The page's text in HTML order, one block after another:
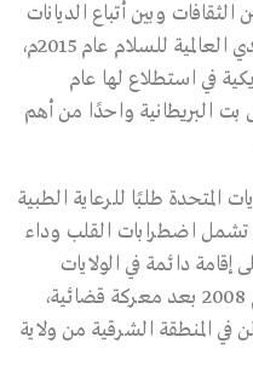
وبين أتباع الديانات
المختلفة، حيث حصل على جائزة غاندي العالمية للسلام عام 2015م،
في استطلاع لها عام
بت البريطانية واحدًا من أهم
في الولايات المتحدة طلبًا للرعاية الطبية
تشمل اضطرابات القلب وداء
للحصول على إقامة دائمة في الولايات
المتحدة، لكن طلبه لم يقبل سوى عام 2008 بعد معركة قضائية،
المنطقة الشرقية من ولاية